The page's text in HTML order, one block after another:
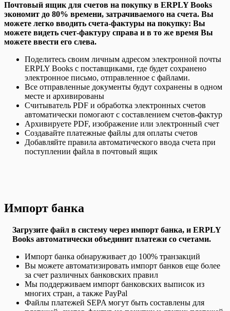
Почтовый ящик для счетов на покупку в ERPLY Books
экономит до 80% времени, затрачиваемого на счета. Вы
можете легко вводить счета-фактуры на покупку: Вы
можете видеть счет-фактуру справа и в то же время Вы
можете ввести его слева.
Поделитесь своим личным адресом электронной почты
ERPLY Books с поставщиками, где будет сохранено
электронное письмо, отправленное с файлами.
Все отправленные документы будут сохранены в одном
месте и архивированы
Считыватель PDF и обработка электронных счетов
автоматически помогают с составлением счетов-фактур
Архивируете PDF, изображение или электронный счет
Создавайте платежные файлы для оплаты счетов
Добавляйте правила автоматического ввода счета при
поступлении файла в почтовый ящик
Импорт банка
Загрузите файл в систему через импорт банка, и ERPLY
Books автоматически объединит платежи со счетами.
Импорт банка обнаруживает до 100% транзакций
Вы можете автоматизировать импорт банков еще более
за счет различных банковских правил
Мы поддерживаем импорт банковских выписок из
многих стран, а также PayPal
Файлы платежей SEPA могут быть составлены для